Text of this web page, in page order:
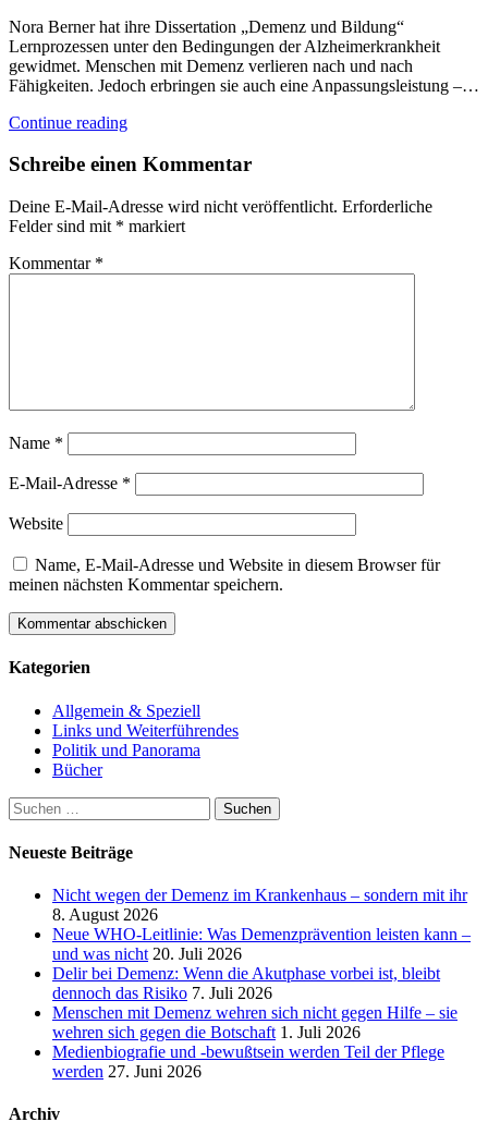
Nora Berner hat ihre Dissertation „Demenz und Bildung“
Lernprozessen unter den Bedingungen der Alzheimerkrankheit
gewidmet. Menschen mit Demenz verlieren nach und nach
Fähigkeiten. Jedoch erbringen sie auch eine Anpassungsleistung –…
Continue reading
Schreibe einen Kommentar
Deine E-Mail-Adresse wird nicht veröffentlicht. Erforderliche
Felder sind mit * markiert
Kommentar *
Name *
E-Mail-Adresse *
Website
Name, E-Mail-Adresse und Website in diesem Browser für
meinen nächsten Kommentar speichern.
Kategorien
Allgemein & Speziell
Links und Weiterführendes
Politik und Panorama
Bücher
Suchen
nach:
Neueste Beiträge
Nicht wegen der Demenz im Krankenhaus – sondern mit ihr
8. August 2026
Neue WHO-Leitlinie: Was Demenzprävention leisten kann –
und was nicht 20. Juli 2026
Delir bei Demenz: Wenn die Akutphase vorbei ist, bleibt
dennoch das Risiko 7. Juli 2026
Menschen mit Demenz wehren sich nicht gegen Hilfe – sie
wehren sich gegen die Botschaft 1. Juli 2026
Medienbiografie und -bewußtsein werden Teil der Pflege
werden 27. Juni 2026
Archiv